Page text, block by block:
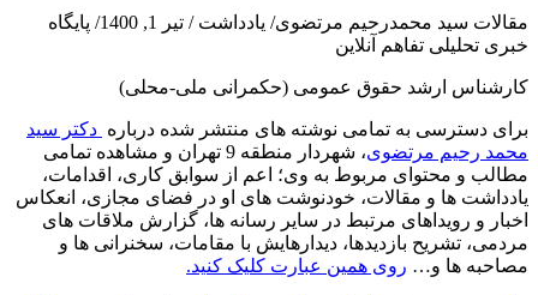
مقالات سید محمدرحیم مرتضوی/ یادداشت / تیر 1, 1400/ پایگاه
خبری تحلیلی تفاهم آنلاین
کارشناس ارشد حقوق عمومی (حکمرانی ملی-محلی)
برای دسترسی به تمامی نوشته های منتشر شده درباره دکتر سید
محمد رحیم مرتضوی
، شهردار منطقه 9 تهران و مشاهده تمامی
مطالب و محتوای مربوط به وی؛ اعم از سوابق کاری، اقدامات،
یادداشت ها و مقالات، خودنوشت های او در فضای مجازی، انعکاس
اخبار و رویداهای مرتبط در سایر رسانه ها، گزارش ملاقات های
مردمی، تشریح بازدیدها، دیدارهایش با مقامات، سخنرانی ها و
مصاحبه ها و… روی همین عبارت کلیک کنید.